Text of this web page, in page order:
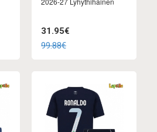
31.95€
99.88€